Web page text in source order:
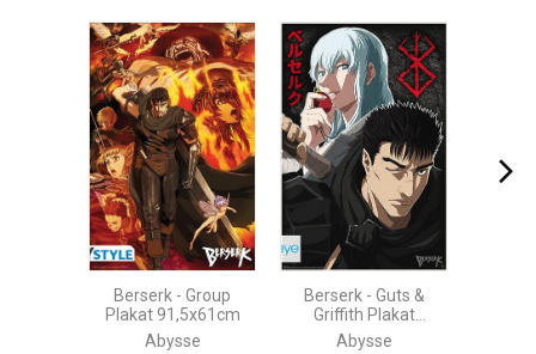
Berserk - Group
Plakat 91,5x61cm
Abysse
Berserk - Guts &
Griffith Plakat
91,5x61cm
Abysse